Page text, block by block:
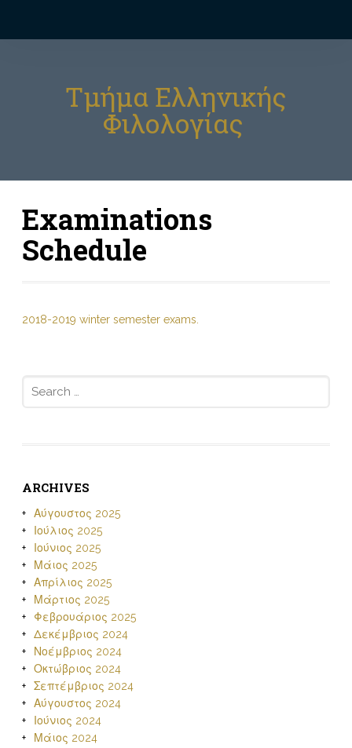
Τμήμα Ελληνικής
Φιλολογίας
Examinations
Schedule
2018-2019 winter semester exams.
ARCHIVES
Αύγουστος 2025
Ιούλιος 2025
Ιούνιος 2025
Μάιος 2025
Απρίλιος 2025
Μάρτιος 2025
Φεβρουάριος 2025
Δεκέμβριος 2024
Νοέμβριος 2024
Οκτώβριος 2024
Σεπτέμβριος 2024
Αύγουστος 2024
Ιούνιος 2024
Μάιος 2024